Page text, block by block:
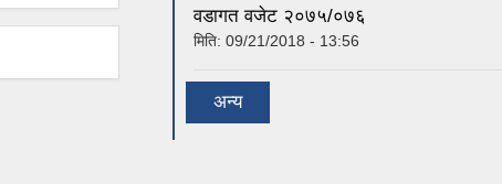
वडागत वजेट २०७५/०७६
मिति: 09/21/2018 - 13:56
अन्य